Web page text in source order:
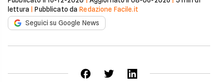
lettura |Pubblicato da Redazione Facile.it
Seguici su Google News